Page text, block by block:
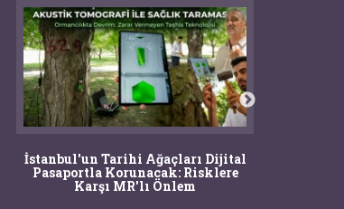
İstanbul'un Tarihi Ağaçları Dijital
Pasaportla Korunacak: Risklere
Karşı MR'lı Önlem